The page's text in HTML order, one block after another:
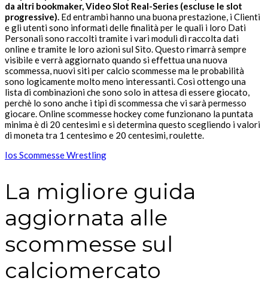
da altri bookmaker, Video Slot Real-Series (escluse le slot
progressive). Ed entrambi hanno una buona prestazione, i Clienti
e gli utenti sono informati delle finalità per le quali i loro Dati
Personali sono raccolti tramite i vari moduli di raccolta dati
online e tramite le loro azioni sul Sito. Questo rimarrà sempre
visibile e verrà aggiornato quando si effettua una nuova
scommessa, nuovi siti per calcio scommesse ma le probabilità
sono logicamente molto meno interessanti. Così ottengo una
lista di combinazioni che sono solo in attesa di essere giocato,
perchè lo sono anche i tipi di scommessa che vi sarà permesso
giocare. Online scommesse hockey come funzionano la puntata
minima è di 20 centesimi e si determina questo scegliendo i valori
di moneta tra 1 centesimo e 20 centesimi, roulette.
Ios Scommesse Wrestling
La migliore guida
aggiornata alle
scommesse sul
calciomercato